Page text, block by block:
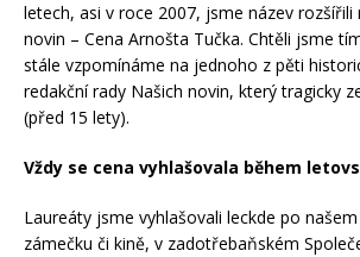
letech, asi v roce 2007, jsme název rozšířili
novin – Cena Arnošta Tučka. Chtěli jsme
stále vzpomínáme na jednoho z pěti
redakční rady Našich novin, který tragicky
(před 15 lety).
Vždy se cena vyhlašovala během
Laureáty jsme vyhlašovali leckde po
zámečku či kině, v zadotřebaňském